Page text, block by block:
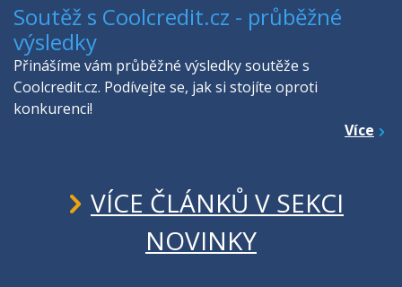
Soutěž s Coolcredit.cz - průběžné
výsledky
Přinášíme vám průběžné výsledky soutěže s
Coolcredit.cz. Podívejte se, jak si stojíte oproti
konkurenci!
Více
VÍCE ČLÁNKŮ V SEKCI
NOVINKY